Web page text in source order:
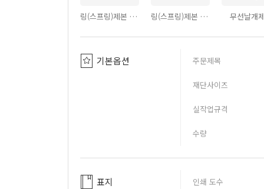
링(스프링)제본 - PVC투명커버 링(스프링)제본 - PVC반투명커버 무선날개
기본옵션 주문제목
재단사이즈
실작업규격
수량
표지 인쇄 도수